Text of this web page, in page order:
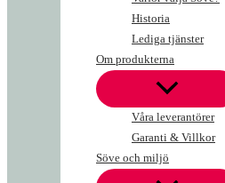
Historia
Lediga tjänster
Om produkterna
Våra leverantörer
Garanti & Villkor
Söve och miljö